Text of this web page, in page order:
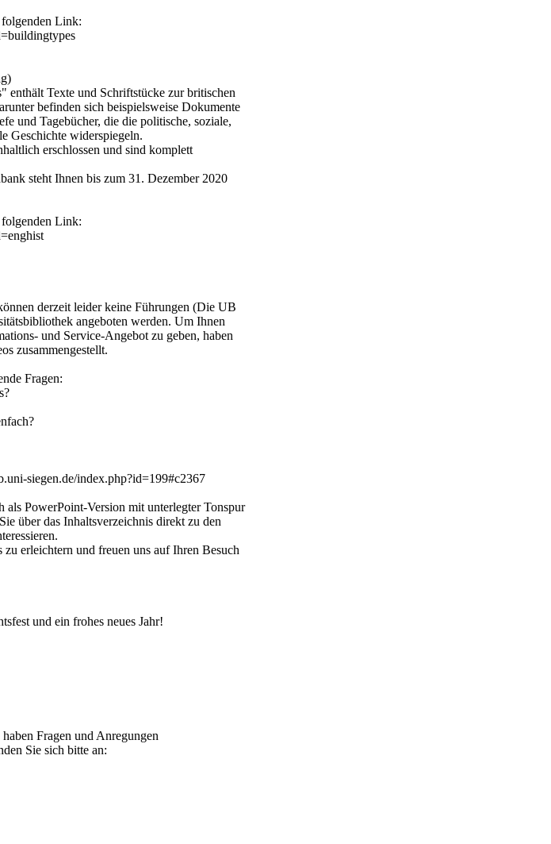
Link:
Texte und Schriftstücke zur britischen
befinden sich beispielsweise Dokumente
und Tagebücher, die die politische, soziale,
Geschichte widerspiegeln.
erschlossen und sind komplett
steht Ihnen bis zum 31. Dezember 2020
Link:
derzeit leider keine Führungen (Die UB
angeboten werden. Um Ihnen
und Service-Angebot zu geben, haben
zusammengestellt.
Fragen:
siegen.de/index.php?id=199#c2367
PowerPoint-Version mit unterlegter Tonspur
über das Inhaltsverzeichnis direkt zu den
erleichtern und freuen uns auf Ihren Besuch
und ein frohes neues Jahr!
Fragen und Anregungen
Sie sich bitte an: